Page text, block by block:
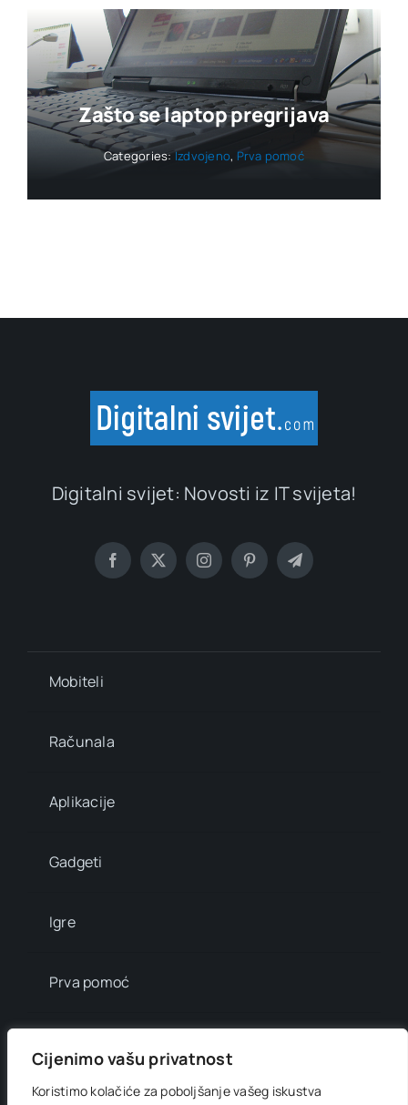
Cijenimo vašu privatnost
Koristimo kolačiće za poboljšanje vašeg iskustva
Zašto se laptop pregrijava
Categories:Izdvojeno, Prva pomoć
Digitalni svijet: Novosti iz IT svijeta!
Mobiteli
Računala
Aplikacije
Gadgeti
Igre
Prva pomoć